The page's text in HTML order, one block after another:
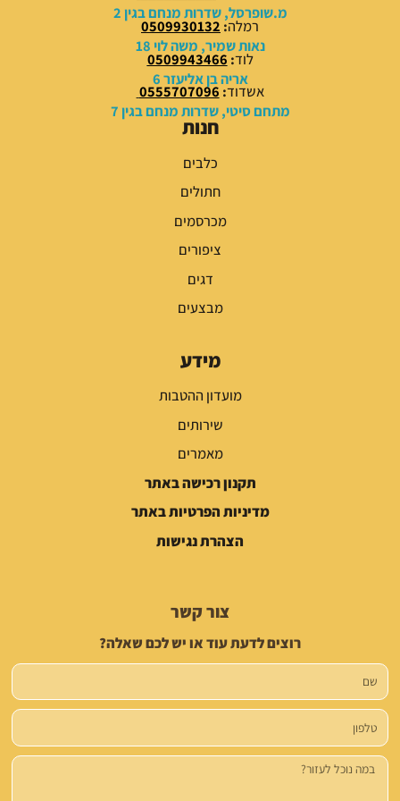
0
0
₪
.
0
0
.
מ.שופרסל, שדרות מנחם בגין 2
רמלה:
0509930132
נאות שמיר, משה לוי 18
לוד:
0509943466
אריה בן אליעזר 6
אשדוד:
0555707096
מתחם סיטי, שדרות מנחם בגין 7
חנות
כלבים
חתולים
מכרסמים
ציפורים
דגים
מבצעים
מידע
מועדון ההטבות
שירותים
מאמרים
תקנון רכישה באתר
מדיניות הפרטיות באתר
הצהרת נגישות
צור קשר
רוצים לדעת עוד או יש לכם שאלה?
שם
טלפון
הודעה